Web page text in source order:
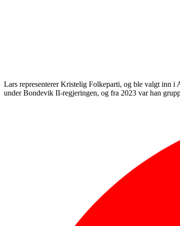
Lars representerer Kristelig Folkeparti, og ble valgt inn
under Bondevik II-regjeringen, og fra 2023 var han